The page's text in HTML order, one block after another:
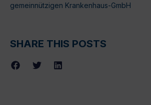
gemeinnützigen Krankenhaus-GmbH
SHARE THIS POSTS